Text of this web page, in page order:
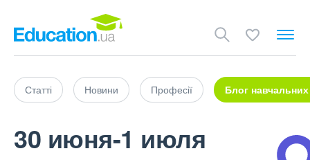
Статті Новини Професії Блог навчальних
30 июня-1 июля